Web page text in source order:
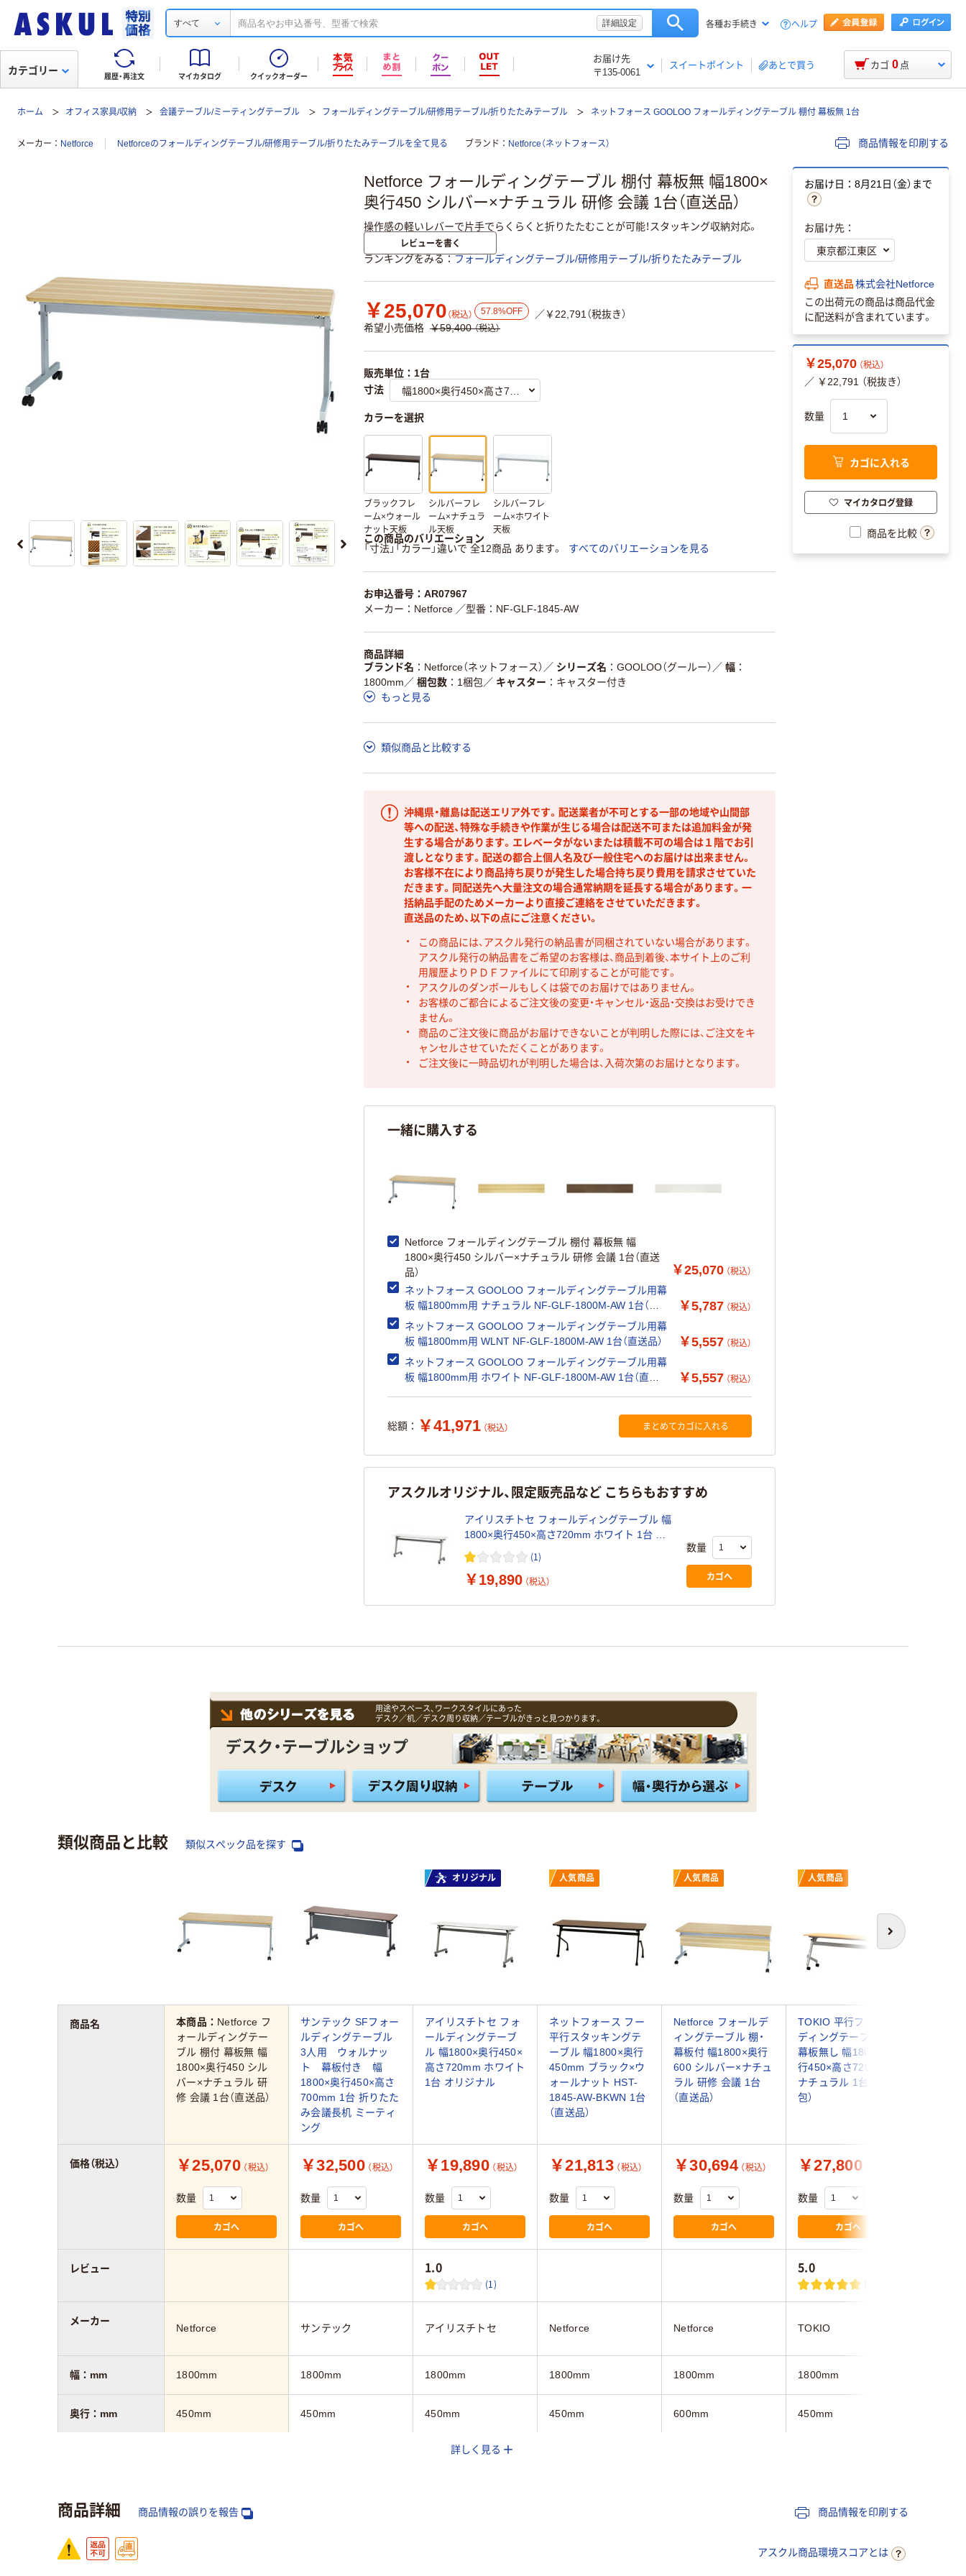
すべて 詳細設定 各種お手続き ヘルプ
履歴・再注文 マイカタログ クイックオーダー
お届け先
〒135-0061
スイートポイント あとで買う
カテゴリー カゴ 0 点
ホーム オフィス家具/収納 会議テーブル/ミーティングテーブル フォールディングテーブル/研修用テーブル/折りたたみテーブル ネットフォース GOOLOO フォールディングテーブル 棚付 幕板無 1台
メーカー Netforce Netforceのフォールディングテーブル/研修用テーブル/折りたたみテーブルを全て見る ブランド Netforce（ネットフォース） 商品情報を印刷する
Netforce フォールディングテーブル 棚付 幕板無 幅1800×
奥行450 シルバー×ナチュラル 研修 会議 1台（直送品）
操作感の軽いレバーで片手でらくらくと折りたたむことが可能！スタッキング収納対応。
レビューを書く
ランキングをみる フォールディングテーブル/研修用テーブル/折りたたみテーブル
￥25,070 （税込） 57.8%OFF
／￥22,791（税抜き）
希望小売価格 ￥59,400 （税込）
販売単位：1台
寸法
カラーを選択
ブラックフレ
ーム×ウォール
ナット天板
シルバーフレ
ーム×ナチュラ
ル天板
シルバーフレ
ーム×ホワイト
天板
この商品のバリエーション
「寸法」「カラー」違いで 全12商品 あります。
すべてのバリエーションを見る
お申込番号：AR07967
メーカー：Netforce ／型番：NF-GLF-1845-AW
商品詳細
ブランド名
Netforce（ネットフォース） ／ シリーズ名 GOOLOO（グールー） ／ 幅
1800mm ／ 梱包数 1梱包 ／ キャスター
キャスター付き
もっと見る
類似商品と比較する
沖縄県・離島は配送エリア外です。配送業者が不可とする一部の地域や山間部
等への配送、特殊な手続きや作業が生じる場合は配送不可または追加料金が発
生する場合があります。エレベータがないまたは積載不可の場合は１階でお引
渡しとなります。配送の都合上個人名及び一般住宅へのお届けは出来ません。
お客様不在により商品持ち戻りが発生した場合持ち戻り費用を請求させていた
だきます。同配送先へ大量注文の場合通常納期を延長する場合があります。一
括納品手配のためメーカーより直接ご連絡をさせていただきます。
直送品のため、以下の点にご注意ください。
この商品には、アスクル発行の納品書が同梱されていない場合があります。
アスクル発行の納品書をご希望のお客様は、商品到着後、本サイト上のご利
用履歴よりＰＤＦファイルにて印刷することが可能です。
アスクルのダンボールもしくは袋でのお届けではありません。
お客様のご都合によるご注文後の変更・キャンセル・返品・交換はお受けでき
ません。
商品のご注文後に商品がお届けできないことが判明した際には、ご注文をキ
ャンセルさせていただくことがあります。
ご注文後に一時品切れが判明した場合は、入荷次第のお届けとなります。
一緒に購入する
Netforce フォールディングテーブル 棚付 幕板無 幅
1800×奥行450 シルバー×ナチュラル 研修 会議 1台（直送
品）
￥25,070 （税込）
ネットフォース GOOLOO フォールディングテーブル用幕
板 幅1800mm用 ナチュラル NF-GLF-1800M-AW 1台（直
送品）
￥5,787 （税込）
ネットフォース GOOLOO フォールディングテーブル用幕
板 幅1800mm用 WLNT NF-GLF-1800M-AW 1台（直送品）
￥5,557 （税込）
ネットフォース GOOLOO フォールディングテーブル用幕
板 幅1800mm用 ホワイト NF-GLF-1800M-AW 1台（直送
￥5,557 （税込）
総額： ￥41,971 （税込） まとめてカゴに入れる
アスクルオリジナル、限定販売品など こちらもおすすめ
アイリスチトセ フォールディングテーブル 幅
1800×奥行450×高さ720mm ホワイト 1台 オ
リジナル
(1)
￥19,890 （税込）
数量
カゴへ
お届け日：8月21日（金）まで
お届け先：
直送品株式会社Netforce
この出荷元の商品は商品代金
に配送料が含まれています。
￥25,070 （税込）
／ ￥22,791 （税抜き）
数量
カゴに入れる
マイカタログ登録
商品を比較
用途やスペース、ワークスタイルにあった
デスク／机／デスク周り収納／テーブルがきっと見つかります。
デスク・テーブルショップ
類似商品と比較 類似スペック品を探す
次へ
オリジナル 人気商品 人気商品 人気商品
本商品： Netforce フ
ォールディングテー
ブル 棚付 幕板無 幅
1800×奥行450 シル
バー×ナチュラル 研
修 会議 1台（直送品）
サンテック SFフォー
ルディングテーブル
3人用 ウォルナッ
ト 幕板付き 幅
1800×奥行450×高さ
700mm 1台 折りたた
み会議長机 ミーティ
ング
アイリスチトセ フォ
ールディングテーブ
ル 幅1800×奥行450×
高さ720mm ホワイト
1台 オリジナル
ネットフォース フー
平行スタッキングテ
ーブル 幅1800×奥行
450mm ブラック×ウ
ォールナット HST-
1845-AW-BKWN 1台
（直送品）
Netforce フォールデ
ィングテーブル 棚・
幕板付 幅1800×奥行
600 シルバー×ナチュ
ラル 研修 会議 1台
（直送品）
TOKIO 平行フォール
ディングテーブル2
幕板無し 幅1800×奥
行450×高さ720mm
ナチュラル 1台（2梱
包）
￥25,070 （税込）
数量
カゴへ
￥32,500 （税込）
数量
カゴへ
￥19,890 （税込）
数量
カゴへ
￥21,813 （税込）
数量
カゴへ
￥30,694 （税込）
数量
カゴへ
￥27,800
数量
カゴへ
1.0
(1)
5.0
(1)
Netforce サンテック アイリスチトセ Netforce Netforce TOKIO
1800mm 1800mm 1800mm 1800mm 1800mm 1800mm
450mm 450mm 450mm 450mm 600mm 450mm
720mm
キャスター付き
商品名
価格（税込）
レビュー
メーカー
幅：mm
奥行：mm
詳しく見る
商品詳細 商品情報の誤りを報告 商品情報を印刷する
アスクル商品環境スコアとは